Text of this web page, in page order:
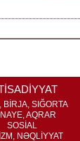
BİRJA, SIĞORTA
AQRAR
SOSİAL
NƏQLİYYAT